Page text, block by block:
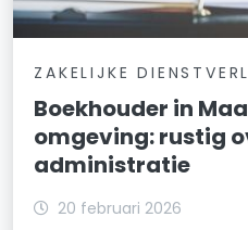
ZAKELIJKE
Boekhouder in
omgeving: rustig
administratie
20 februari 2026